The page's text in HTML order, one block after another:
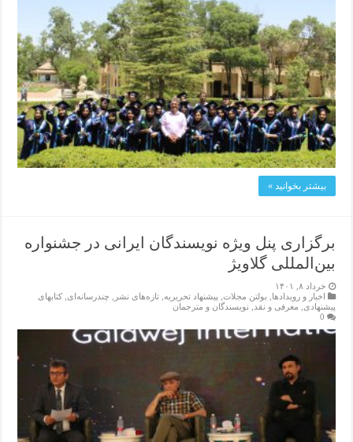
بیشتر بخوانید »
برگزاری پنل ویژە نویسندگان ایرانی در جشنوارە
بین‌المللی گلاویژ
خرداد ۸, ۱۴۰۱
اخبار و رویدادها
بولتن مجلات پیشنهاد تحریریه ,تازەهای نشر چندرسانه‌ای ,کتابهای
پیشنهادی
معرفی و نقد
نویسندگان و مترجمان
0